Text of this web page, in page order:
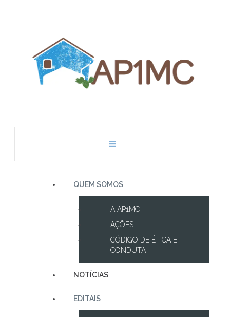
QUEM SOMOS
A AP1MC
AÇÕES
CÓDIGO DE ÉTICA E
CONDUTA
NOTÍCIAS
EDITAIS